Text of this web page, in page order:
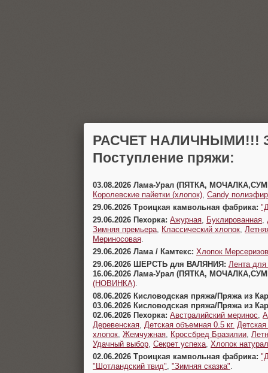
РАСЧЕТ НАЛИЧНЫМИ!!!
Поступление пряжи:
03.08.2026 Лама-Урал (ПЯТКА,
Королевские пайетки (хлопок) Candy
29.06.2026 Троицкая камвольная фабрика:
29.06.2026 Пехорка: Ажурная Буклированная
Зимняя премьера
Классический хлопок
Мериносовая
29.06.2026 Лама / Камтекс: Хлопок
29.06.2026 ШЕРСТЬ для ВАЛЯНИЯ: Лента для
16.06.2026 Лама-Урал (ПЯТКА,
(НОВИНКА)
08.06.2026 Кисловодская пряжа/Пряжа из
03.06.2026 Кисловодская пряжа/Пряжа из
02.06.2026 Пехорка: Австралийский меринос
Деревенская Детская объемная 0.5 кг.
хлопок Жемчужная Кроссбред Бразилии
Удачный выбор Секрет успеха Хлопок
02.06.2026 Троицкая камвольная фабрика:
"Шотландский твид" "Зимняя сказка"